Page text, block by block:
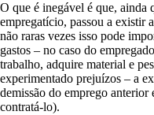
O que é inegável é que, ainda
empregatício, passou a existir
não raras vezes isso pode
gastos – no caso do
trabalho, adquire material e
experimentado prejuízos – a
demissão do emprego
contratá-lo).